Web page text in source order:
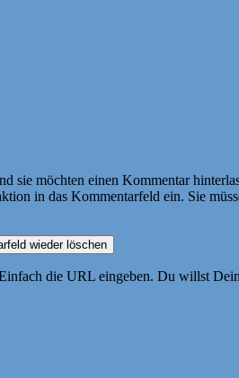
möchten einen Kommentar
in das Kommentarfeld ein. Sie
die URL eingeben. Du willst